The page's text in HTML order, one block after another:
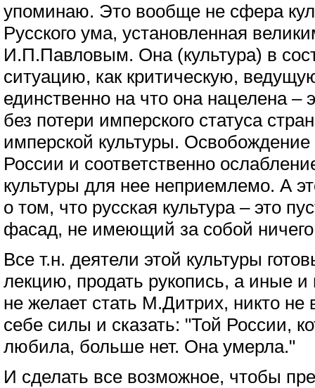
упоминаю. Это вообще не сфера
Русского ума, установленная
И.П.Павловым. Она (культура) в
ситуацию, как критическую,
единственно на что она нацелена –
без потери имперского статуса
имперской культуры. Освобождение
России и соответственно
культуры для нее неприемлемо. А
о том, что русская культура – это
фасад, не имеющий за собой ничего
Все т.н. деятели этой культуры
лекцию, продать рукопись, а иные
не желает стать М.Дитрих, никто не
себе силы и сказать: "Той России,
любила, больше нет. Она умерла."
И сделать все возможное, чтобы